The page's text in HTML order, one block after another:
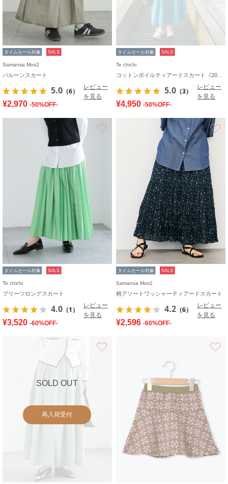
タイムセール対象 SALE
Samansa Mos2
バルーンスカート
5.0 （6）
レビュー
を見る
¥2,970 -50%OFF-
タイムセール対象 SALE
Te chichi
5.0 （3）
レビュー
を見る
¥4,950 -50%OFF-
タイムセール対象 SALE
Te chichi
プリーツロングスカート
4.0 （1）
レビュー
を見る
¥3,520 -60%OFF-
タイムセール対象 SALE
Samansa Mos2
柄アソートワッシャーティアードスカート
4.2 （6）
レビュー
を見る
¥2,596 -60%OFF-
SOLD OUT
再入荷受付